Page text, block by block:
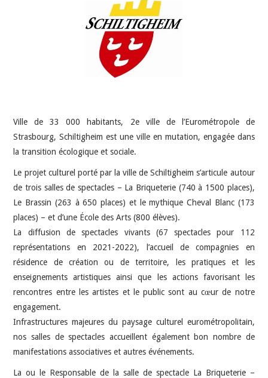
Ville de 33 000 habitants, 2e ville de l’Eurométropole de
Strasbourg, Schiltigheim est une ville en mutation, engagée dans
la transition écologique et sociale.
Le projet culturel porté par la ville de Schiltigheim s’articule autour
de trois salles de spectacles – La Briqueterie (740 à 1500 places),
Le Brassin (263 à 650 places) et le mythique Cheval Blanc (173
places) – et d’une École des Arts (800 élèves).
La diffusion de spectacles vivants (67 spectacles pour 112
représentations en 2021-2022), l’accueil de compagnies en
résidence de création ou de territoire, les pratiques et les
enseignements artistiques ainsi que les actions favorisant les
rencontres entre les artistes et le public sont au cœur de notre
engagement.
Infrastructures majeures du paysage culturel eurométropolitain,
nos salles de spectacles accueillent également bon nombre de
manifestations associatives et autres événements.
La ou le Responsable de la salle de spectacle La Briqueterie –